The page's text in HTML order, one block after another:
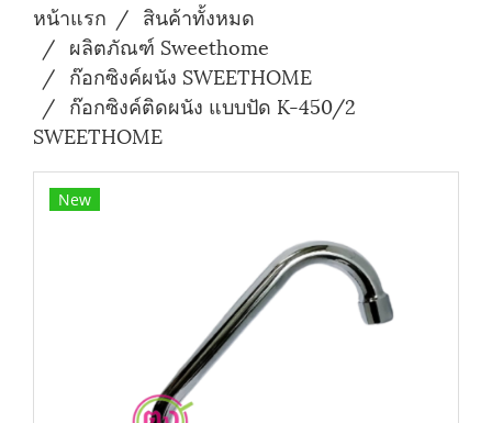
หน้าแรก
สินค้าทั้งหมด
ผลิตภัณฑ์ Sweethome
ก๊อกซิงค์ผนัง SWEETHOME
ก๊อกซิงค์ติดผนัง แบบปัด K-450/2
SWEETHOME
New